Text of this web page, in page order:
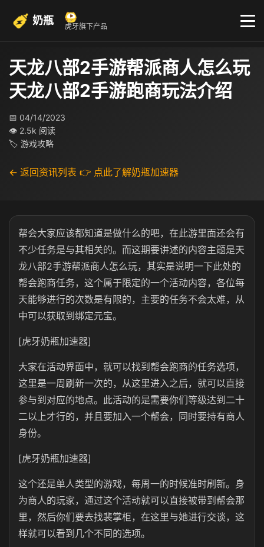
奶瓶 虎牙旗下产品
天龙八部2手游帮派商人怎么玩
天龙八部2手游跑商玩法介绍
📅 04/14/2023
👁 2.5k 阅读
🏷 游戏攻略
← 返回资讯列表 👉 点此了解奶瓶加速器
帮会大家应该都知道是做什么的吧，在此游里面还会有
不少任务是与其相关的。而这期要讲述的内容主题是天
龙八部2手游帮派商人怎么玩，其实是说明一下此处的
帮会跑商任务，这个属于限定的一个活动内容，各位每
天能够进行的次数是有限的，主要的任务不会太难，从
中可以获取到绑定元宝。
[虎牙奶瓶加速器]
大家在活动界面中，就可以找到帮会跑商的任务选项，
这里是一周刷新一次的，从这里进入之后，就可以直接
参与到对应的地点。此活动的是需要你们等级达到二十
二以上才行的，并且要加入一个帮会，同时要持有商人
身份。
[虎牙奶瓶加速器]
这个还是单人类型的游戏，每周一的时候准时刷新。身
为商人的玩家，通过这个活动就可以直接被带到帮会那
里，然后你们要去找裴掌柜，在这里与她进行交谈，这
样就可以看到几个不同的选项。